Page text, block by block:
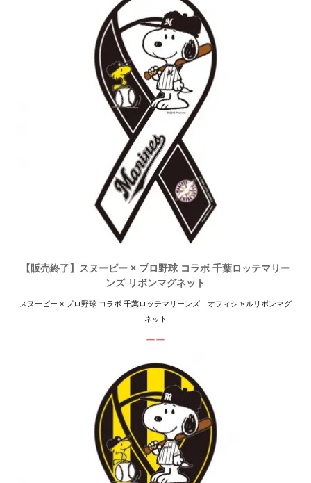
【販売終了】スヌーピー × プロ野球 コラボ 千葉ロッテマリー
ンズ リボンマグネット
スヌーピー × プロ野球 コラボ 千葉ロッテマリーンズ オフィシャルリボンマグ
ネット
ーー